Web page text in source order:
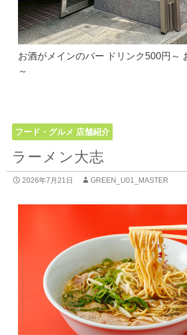
お酒がメインのバー ドリンク500円～
～
フード・グルメ 店舗紹介
ラーメン大志
2026年7月21日 GREEN_U01_MASTER